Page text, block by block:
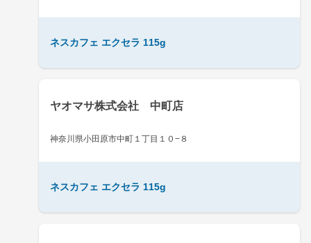
ネスカフェ エクセラ 115g
ヤオマサ株式会社 中町店
神奈川県小田原市中町１丁目１０−８
ネスカフェ エクセラ 115g